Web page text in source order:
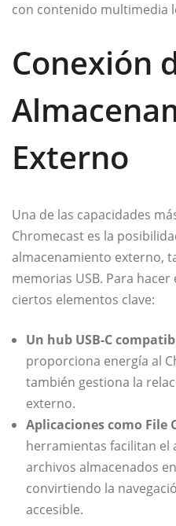
con contenido multimedia
Conexión
Externo
Una de las capacidades
Chromecast es la
almacenamiento externo,
memorias USB. Para
ciertos elementos clave:
Un hub USB-C
proporciona energía al
también gestiona la
externo.
Aplicaciones como File
herramientas facilitan el
archivos almacenados
convirtiendo la
accesible.